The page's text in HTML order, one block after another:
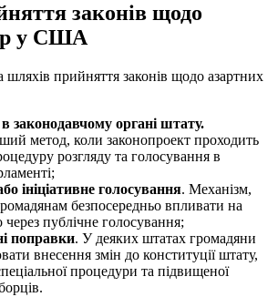
законів щодо
у США
прийняття законів щодо азартних
законодавчому органі штату.
метод, коли законопроект проходить
розгляду та голосування в
ініціативне голосування. Механізм,
безпосередньо впливати на
через публічне голосування;
поправки. У деяких штатах громадяни
внесення змін до конституції штату,
процедури та підвищеної